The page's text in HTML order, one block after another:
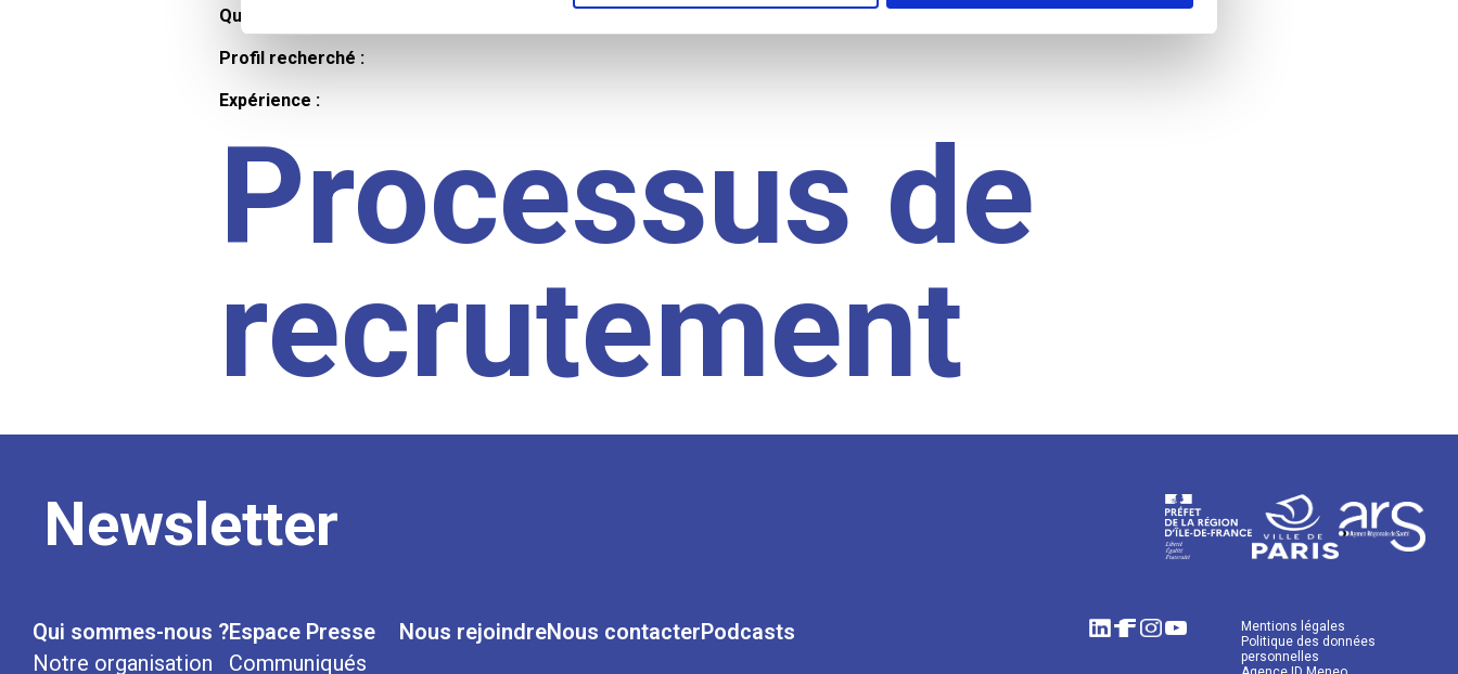
Qualifications et diplômes :
Profil recherché :
Expérience :
Processus de
recrutement
Newsletter
Qui sommes-nous ?
Notre organisation
Espace Presse
Communiqués
Nous rejoindreNous contacterPodcasts
Mentions légales
Politique des données
personnelles